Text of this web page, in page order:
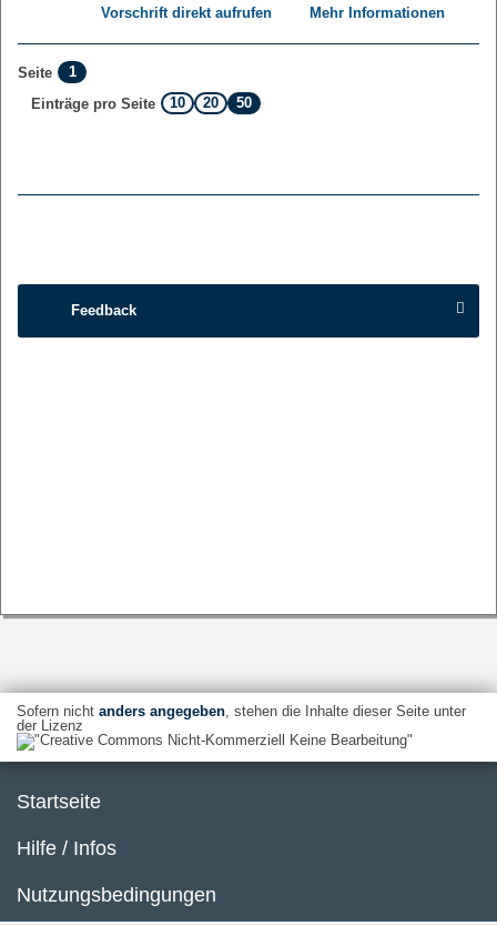
Vorschrift direkt aufrufen Mehr Informationen
Seite
1
Einträge pro Seite
10 20 50
Feedback
Sofern nicht anders angegeben, stehen die Inhalte dieser Seite unter
der Lizenz
Startseite
Hilfe / Infos
Nutzungsbedingungen